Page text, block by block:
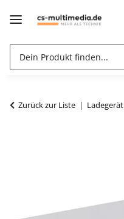
Zurück zur Liste Ladegerät